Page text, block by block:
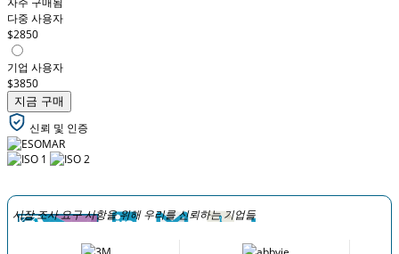
다중 사용자
$2850
기업 사용자
$3850
지금 구매
신뢰 및 인증
시장 조사 요구 사항을 위해 우리를 신뢰하는 기업들